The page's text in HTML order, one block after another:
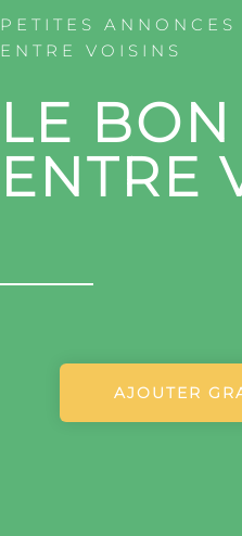
PETITES
ENTRE VOISINS
LE
ENTRE
AJOUTER